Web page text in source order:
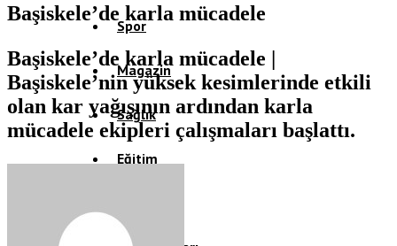
Spor
Magazin
Sağlık
Eğitim
Başiskele’de karla mücadele
Başiskele’de karla mücadele |
Başiskele’nin yüksek kesimlerinde etkili
olan kar yağışının ardından karla
mücadele ekipleri çalışmaları başlattı.